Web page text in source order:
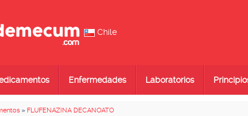
Chile
Enfermedades Laboratorios
» FLUFENAZINA DECANOATO